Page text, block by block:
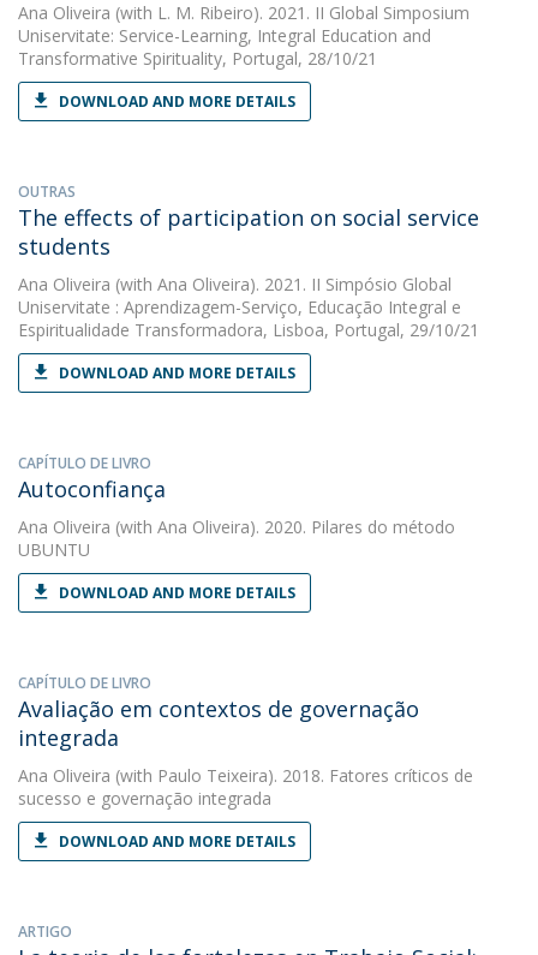
Ana Oliveira (with L. M. Ribeiro). 2021. II Global Simposium
Uniservitate: Service-Learning, Integral Education and
Transformative Spirituality, Portugal, 28/10/21
DOWNLOAD AND MORE DETAILS
OUTRAS
The effects of participation on social service
students
Ana Oliveira (with Ana Oliveira). 2021. II Simpósio Global
Uniservitate : Aprendizagem-Serviço, Educação Integral e
Espiritualidade Transformadora, Lisboa, Portugal, 29/10/21
DOWNLOAD AND MORE DETAILS
CAPÍTULO DE LIVRO
Autoconfiança
Ana Oliveira (with Ana Oliveira). 2020. Pilares do método
UBUNTU
DOWNLOAD AND MORE DETAILS
CAPÍTULO DE LIVRO
Avaliação em contextos de governação
integrada
Ana Oliveira (with Paulo Teixeira). 2018. Fatores críticos de
sucesso e governação integrada
DOWNLOAD AND MORE DETAILS
ARTIGO